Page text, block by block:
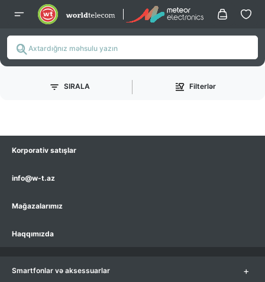
SIRALA Filterlər
Korporativ satışlar
info@w-t.az
Mağazalarımız
Haqqımızda
Smartfonlar və aksessuarlar +